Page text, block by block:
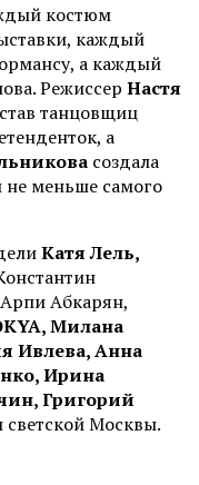
костюм
каждый
а каждый
Режиссер Настя
танцовщиц
а
создала
не меньше самого
Катя Лель,
Абкарян,
Милана
Ивлева, Анна
Ирина
Григорий
светской Москвы.